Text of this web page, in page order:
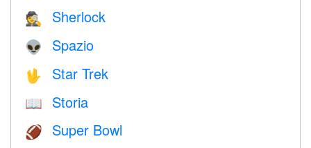
🕵️ Sherlock
👽 Spazio
🖖 Star Trek
📖 Storia
🏈 Super Bowl